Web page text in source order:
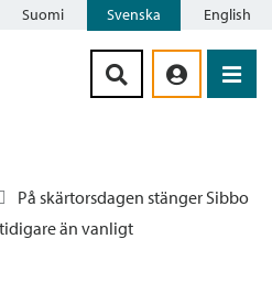
Suomi Svenska English
På skärtorsdagen stänger Sibbo
än vanligt